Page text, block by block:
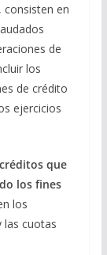
consisten en
de
los
de crédito
ejercicios
que
los fines
los
las cuotas